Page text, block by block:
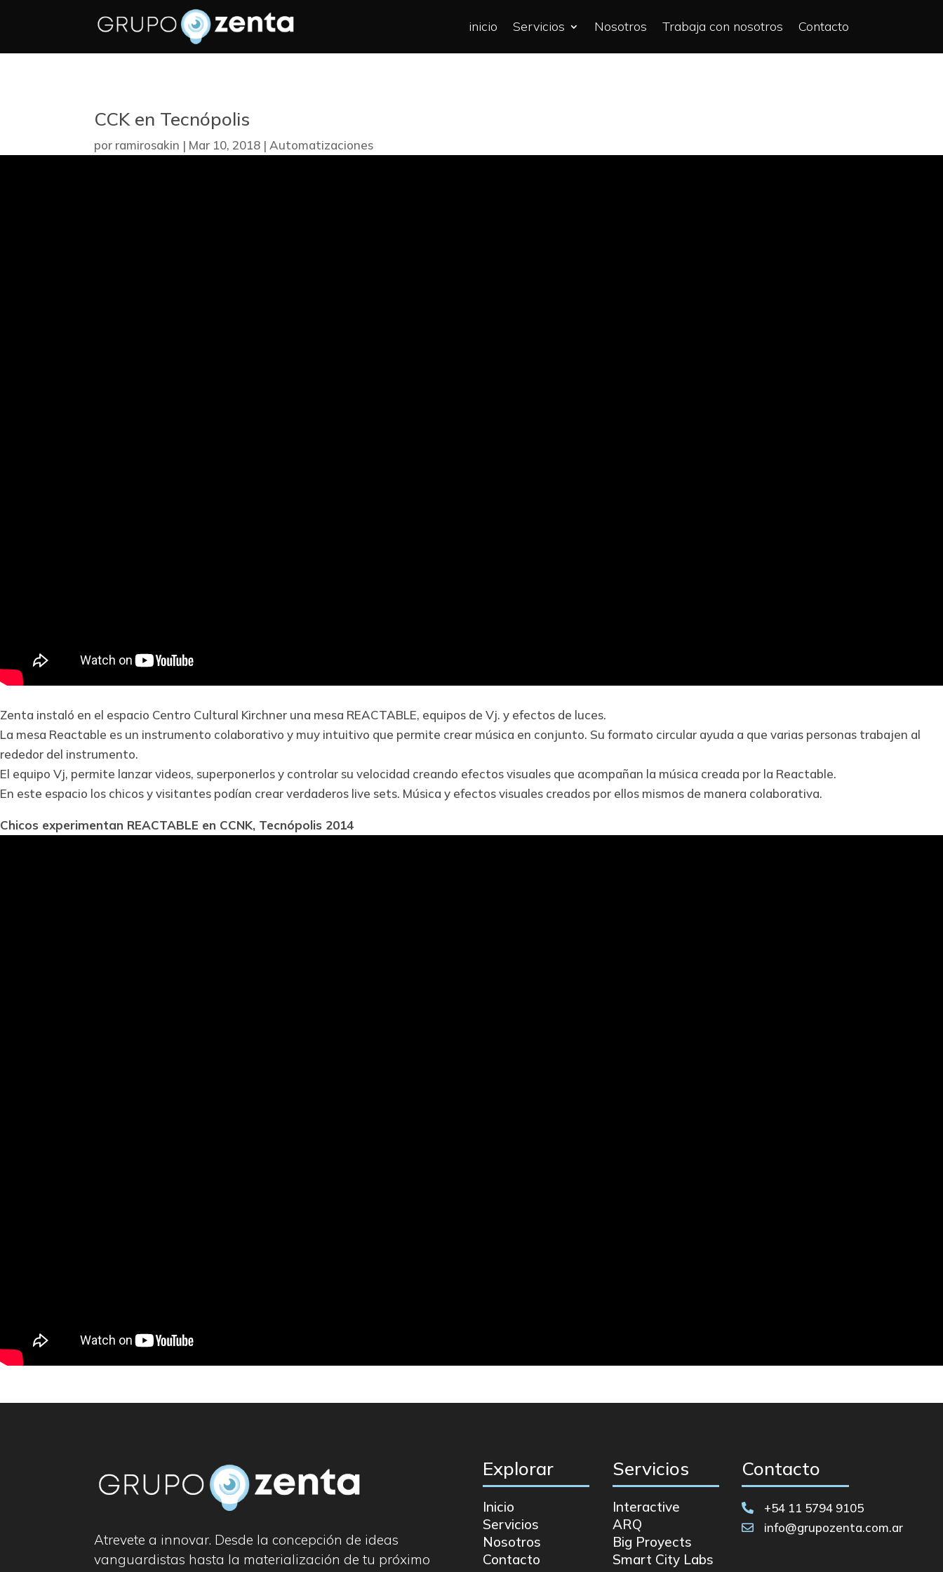
inicio Servicios Nosotros Trabaja con nosotros Contacto
CCK en Tecnópolis
por ramirosakin | Mar 10, 2018 | Automatizaciones
Zenta instaló en el espacio Centro Cultural Kirchner una mesa REACTABLE, equipos de Vj. y efectos de luces.
La mesa Reactable es un instrumento colaborativo y muy intuitivo que permite crear música en conjunto. Su formato circular ayuda a que varias personas trabajen al
rededor del instrumento.
El equipo Vj, permite lanzar videos, superponerlos y controlar su velocidad creando efectos visuales que acompañan la música creada por la Reactable.
En este espacio los chicos y visitantes podían crear verdaderos live sets. Música y efectos visuales creados por ellos mismos de manera colaborativa.
Chicos experimentan REACTABLE en CCNK, Tecnópolis 2014
Atrevete a innovar. Desde la concepción de ideas
vanguardistas hasta la materialización de tu próximo
Explorar
Inicio
Servicios
Nosotros
Contacto
Servicios
Interactive
ARQ
Big Proyects
Smart City Labs
Contacto
 +54 11 5794 9105
 info@grupozenta.com.ar